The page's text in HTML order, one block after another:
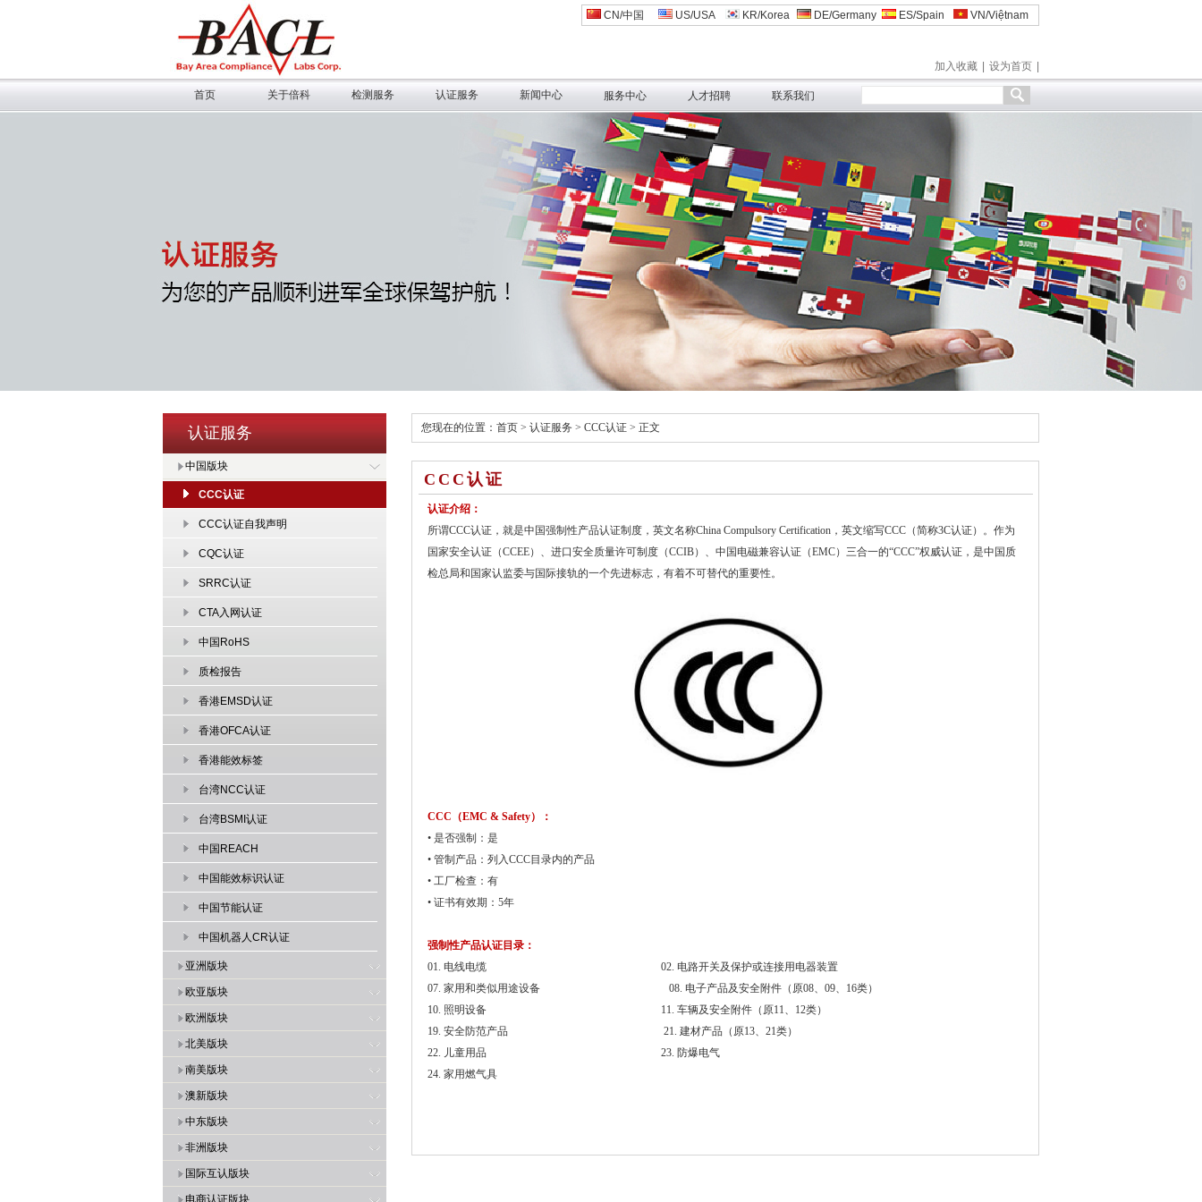
CN/中国 US/USA KR/Korea DE/Germany ES/Spain VN/Việtnam
设为首页
加入收藏
首页 关于倍科 检测服务 认证服务 新闻中心 服务中心 人才招聘 联系我们
认证服务
中国版块
CCC认证
CCC认证自我声明
CQC认证
SRRC认证
CTA入网认证
中国RoHS
质检报告
香港EMSD认证
香港OFCA认证
香港能效标签
台湾NCC认证
台湾BSMI认证
中国REACH
中国能效标识认证
中国节能认证
中国机器人CR认证
亚洲版块
欧亚版块
欧洲版块
北美版块
南美版块
澳新版块
中东版块
非洲版块
国际互认版块
电商认证版块
您现在的位置： 首页 > 认证服务 > CCC认证 > 正文
CCC认证
认证介绍：
所谓CCC认证，就是中国强制性产品认证制度，英文名称China Compulsory Certification，英文缩写CCC（简称3C认证）。作为
国家安全认证（CCEE）、进口安全质量许可制度（CCIB）、中国电磁兼容认证（EMC）三合一的“CCC”权威认证，是中国质
检总局和国家认监委与国际接轨的一个先进标志，有着不可替代的重要性。
CCC（EMC & Safety）：
• 是否强制：是
• 管制产品：列入CCC目录内的产品
• 工厂检查：有
• 证书有效期：5年
强制性产品认证目录：
01. 电线电缆 02. 电路开关及保护或连接用电器装置
07. 家用和类似用途设备 08. 电子产品及安全附件（原08、09、16类）
10. 照明设备 11. 车辆及安全附件（原11、12类）
19. 安全防范产品 21. 建材产品（原13、21类）
22. 儿童用品 23. 防爆电气
24. 家用燃气具